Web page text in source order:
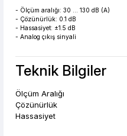
- Ölçüm aralığı: 30 … 130 dB (A)
- Çözünürlük: 0.1 dB
- Hassasiyet: ±1.5 dB
- Analog çıkış sinyali
Teknik Bilgiler
Ölçüm Aralığı
Çözünürlük
Hassasiyet